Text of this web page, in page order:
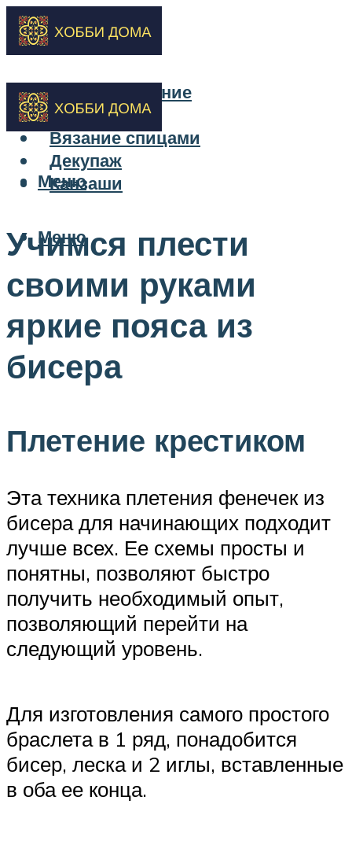
Бисероплетение
Вышивка
Вязание спицами
Декупаж
Канзаши
Меню
Меню
Учимся плести
своими руками
яркие пояса из
бисера
Плетение крестиком
Эта техника плетения фенечек из
бисера для начинающих подходит
лучше всех. Ее схемы просты и
понятны, позволяют быстро
получить необходимый опыт,
позволяющий перейти на
следующий уровень.
Для изготовления самого простого
браслета в 1 ряд, понадобится
бисер, леска и 2 иглы, вставленные
в оба ее конца.